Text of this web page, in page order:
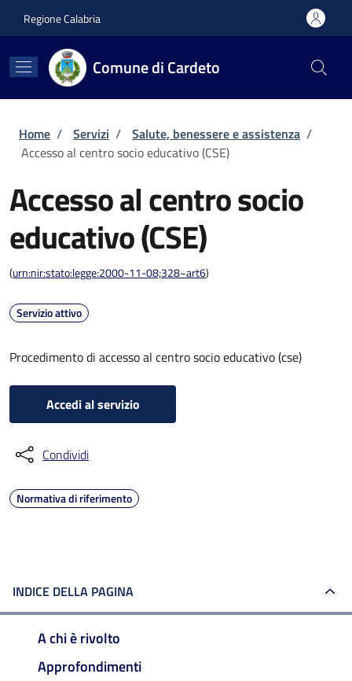
Regione Calabria
Comune di Cardeto
Briciole di pane
Home / Servizi / Salute, benessere e assistenza /
Accesso al centro socio educativo (CSE)
Accesso al centro socio
educativo (CSE)
(urn:nir:stato:legge:2000-11-08;328~art6)
Servizio attivo
Procedimento di accesso al centro socio educativo (cse)
Accedi al servizio
Condividi
Normativa di riferimento
INDICE DELLA PAGINA
A chi è rivolto
Approfondimenti